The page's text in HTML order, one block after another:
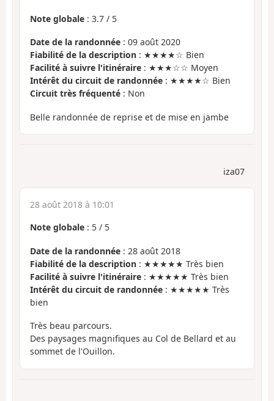
Note globale : 3.7 / 5
Date de la randonnée : 09 août 2020
Fiabilité de la description : ★★★★☆ Bien
Facilité à suivre l'itinéraire : ★★★☆☆ Moyen
Intérêt du circuit de randonnée : ★★★★☆ Bien
Circuit très fréquenté : Non
Belle randonnée de reprise et de mise en jambe
iza07
28 août 2018 à 10:01
Note globale : 5 / 5
Date de la randonnée : 28 août 2018
Fiabilité de la description : ★★★★★ Très bien
Facilité à suivre l'itinéraire : ★★★★★ Très bien
Intérêt du circuit de randonnée : ★★★★★ Très
bien
Très beau parcours.
Des paysages magnifiques au Col de Bellard et au
sommet de l'Ouillon.